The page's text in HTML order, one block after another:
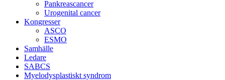
Pankreascancer
Urogenital cancer
Kongresser
ASCO
ESMO
Samhälle
Ledare
SABCS
Myelodysplastiskt syndrom